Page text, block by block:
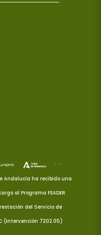
Andalucía ha recibido una
al Programa FEADER
del Servicio de
(Intervención 7202.05)